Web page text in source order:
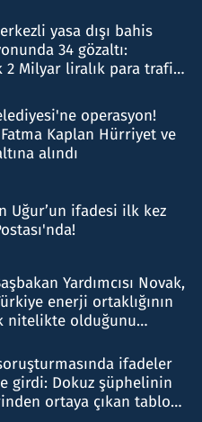
yasa dışı bahis
34 gözaltı:
2 Milyar liralık para trafiği
operasyon!
Kaplan Hürriyet ve
alındı
Uğur’un ifadesi ilk kez
Yardımcısı Novak,
enerji ortaklığının
nitelikte olduğunu
ifadeler
girdi: Dokuz şüphelinin
ortaya çıkan tablo